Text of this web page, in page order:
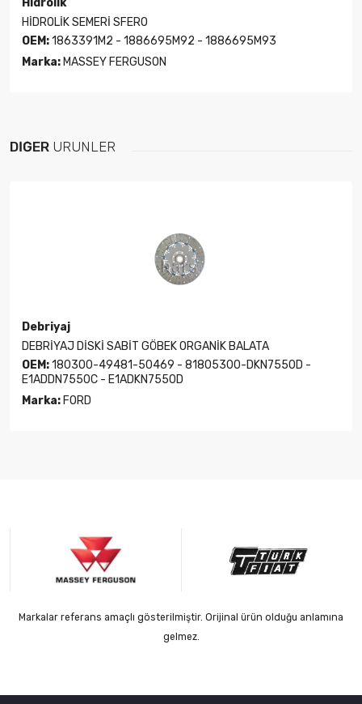
Hidrolik
HİDROLİK SEMERİ SFERO
OEM:1863391M2 - 1886695M92 - 1886695M93
Marka: MASSEY FERGUSON
DIĞER ÜRÜNLER
Debriyaj
DEBRİYAJ DİSKİ SABİT GÖBEK ORGANİK BALATA
OEM:180300-49481-50469 - 81805300-DKN7550D -
E1ADDN7550C - E1ADKN7550D
Marka: FORD
Markalar referans amaçlı gösterilmiştir. Orijinal ürün olduğu anlamına
gelmez.